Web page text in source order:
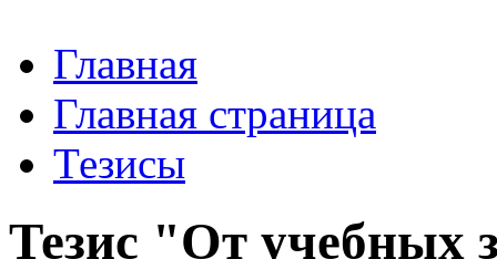
Главная
Главная страница
Тезисы
Тезис "От учебных